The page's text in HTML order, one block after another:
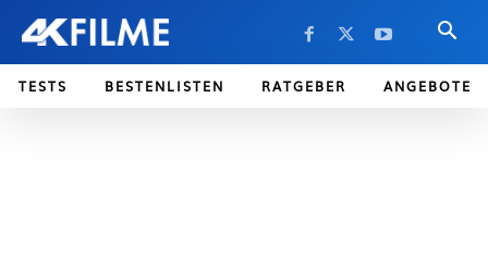
TESTS BESTENLISTEN RATGEBER ANGEBOTE